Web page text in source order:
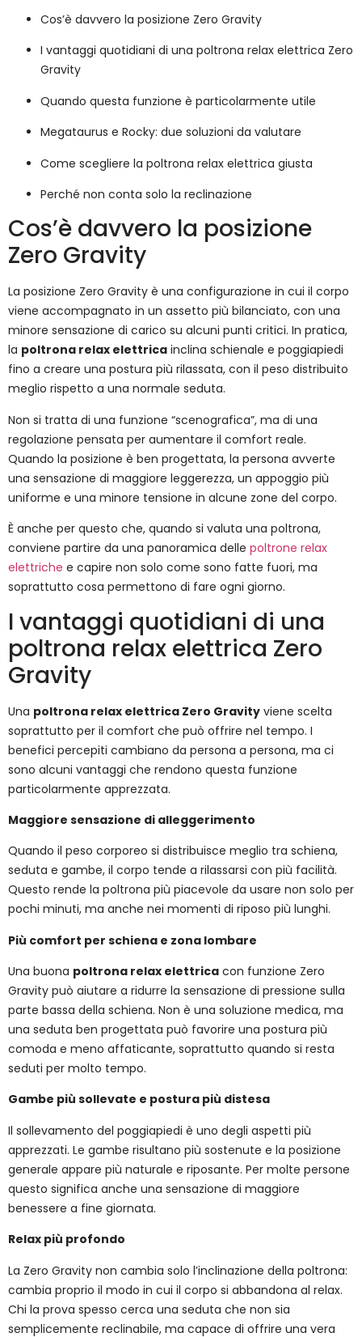
Cos’è davvero la posizione Zero Gravity
I vantaggi quotidiani di una poltrona relax elettrica Zero
Gravity
Quando questa funzione è particolarmente utile
Megataurus e Rocky: due soluzioni da valutare
Come scegliere la poltrona relax elettrica giusta
Perché non conta solo la reclinazione
Cos’è davvero la posizione
Zero Gravity
La posizione Zero Gravity è una configurazione in cui il corpo
viene accompagnato in un assetto più bilanciato, con una
minore sensazione di carico su alcuni punti critici. In pratica,
la poltrona relax elettrica inclina schienale e poggiapiedi
fino a creare una postura più rilassata, con il peso distribuito
meglio rispetto a una normale seduta.
Non si tratta di una funzione “scenografica”, ma di una
regolazione pensata per aumentare il comfort reale.
Quando la posizione è ben progettata, la persona avverte
una sensazione di maggiore leggerezza, un appoggio più
uniforme e una minore tensione in alcune zone del corpo.
È anche per questo che, quando si valuta una poltrona,
conviene partire da una panoramica delle poltrone relax
elettriche e capire non solo come sono fatte fuori, ma
soprattutto cosa permettono di fare ogni giorno.
I vantaggi quotidiani di una
poltrona relax elettrica Zero
Gravity
Una poltrona relax elettrica Zero Gravity viene scelta
soprattutto per il comfort che può offrire nel tempo. I
benefici percepiti cambiano da persona a persona, ma ci
sono alcuni vantaggi che rendono questa funzione
particolarmente apprezzata.
Maggiore sensazione di alleggerimento
Quando il peso corporeo si distribuisce meglio tra schiena,
seduta e gambe, il corpo tende a rilassarsi con più facilità.
Questo rende la poltrona più piacevole da usare non solo per
pochi minuti, ma anche nei momenti di riposo più lunghi.
Più comfort per schiena e zona lombare
Una buona poltrona relax elettrica con funzione Zero
Gravity può aiutare a ridurre la sensazione di pressione sulla
parte bassa della schiena. Non è una soluzione medica, ma
una seduta ben progettata può favorire una postura più
comoda e meno affaticante, soprattutto quando si resta
seduti per molto tempo.
Gambe più sollevate e postura più distesa
Il sollevamento del poggiapiedi è uno degli aspetti più
apprezzati. Le gambe risultano più sostenute e la posizione
generale appare più naturale e riposante. Per molte persone
questo significa anche una sensazione di maggiore
benessere a fine giornata.
Relax più profondo
La Zero Gravity non cambia solo l’inclinazione della poltrona:
cambia proprio il modo in cui il corpo si abbandona al relax.
Chi la prova spesso cerca una seduta che non sia
semplicemente reclinabile, ma capace di offrire una vera